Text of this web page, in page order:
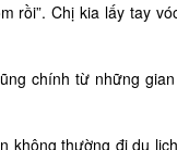
rồi”. Chị kia lấy tay
chính từ những
không thường đi du